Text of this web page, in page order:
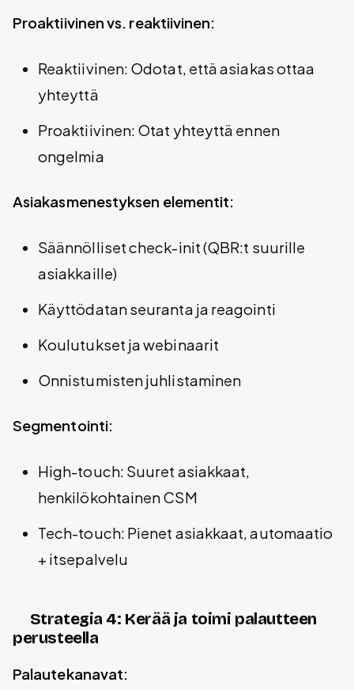
Proaktiivinen vs. reaktiivinen:
Reaktiivinen: Odotat, että asiakas ottaa
yhteyttä
Proaktiivinen: Otat yhteyttä ennen
ongelmia
Asiakasmenestyksen elementit:
Säännölliset check-init (QBR:t suurille
asiakkaille)
Käyttödatan seuranta ja reagointi
Koulutukset ja webinaarit
Onnistumisten juhlistaminen
Segmentointi:
High-touch: Suuret asiakkaat,
henkilökohtainen CSM
Tech-touch: Pienet asiakkaat, automaatio
+ itsepalvelu
Strategia 4: Kerää ja toimi palautteen
perusteella
Palautekanavat: